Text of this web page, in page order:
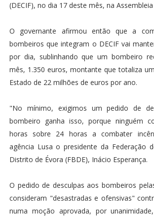
(DECIF), no dia 17 deste mês, na
O governante afirmou então que a
bombeiros que integram o DECIF vai
por dia, sublinhando que um bombeiro
mês, 1.350 euros, montante que totaliza
Estado de 22 milhões de euros por ano.
"No mínimo, exigimos um pedido de
bombeiro ganha isso, porque ninguém
horas sobre 24 horas a combater
agência Lusa o presidente da Federação
Distrito de Évora (FBDE), Inácio Esperança.
O pedido de desculpas aos bombeiros
consideram "desastradas e ofensivas"
numa moção aprovada, por